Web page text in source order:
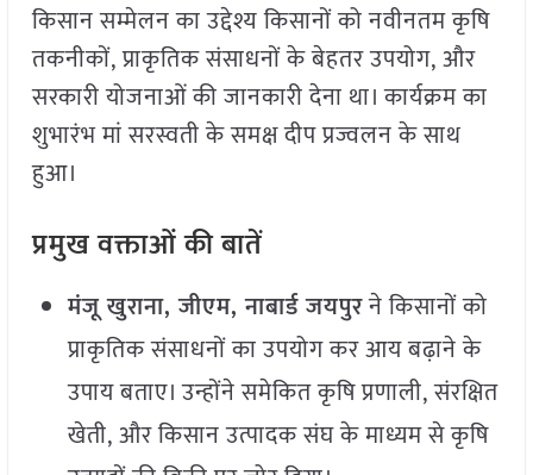
किसान सम्मेलन का उद्देश्य किसानों को नवीनतम कृषि
तकनीकों, प्राकृतिक संसाधनों के बेहतर उपयोग, और
सरकारी योजनाओं की जानकारी देना था। कार्यक्रम का
शुभारंभ मां सरस्वती के समक्ष दीप प्रज्वलन के साथ
हुआ।
प्रमुख वक्ताओं की बातें
मंजू खुराना, जीएम, नाबार्ड जयपुरने किसानों को
प्राकृतिक संसाधनों का उपयोग कर आय बढ़ाने के
उपाय बताए। उन्होंने समेकित कृषि प्रणाली, संरक्षित
खेती, और किसान उत्पादक संघ के माध्यम से कृषि